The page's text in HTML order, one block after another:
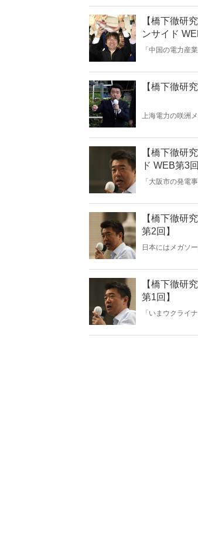
【橋下徹研
ンサイド
「中国の電力産
です」「我々が
【橋下徹研
上海電力の咲洲
ジェクト自体に
【橋下徹研
ド WEB第3回
「大阪市の発電
徹氏は市民に一
【橋下徹研
第2回】
日本にはメガソ
国の実質的国益
【橋下徹研
第1回】
「いまウクライ
ん国外退避させ